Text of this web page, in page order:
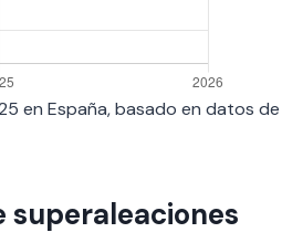
en España, basado en datos de
superaleaciones